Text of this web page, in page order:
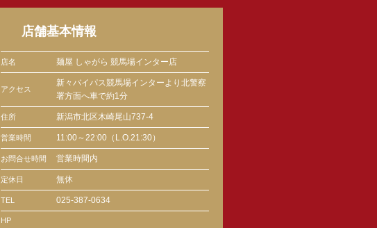
店舗基本情報
店名 麺屋 しゃがら 競馬場インター店
アクセス
新々バイパス競馬場インターより北警察
署方面へ車で約1分
住所 新潟市北区木崎尾山737-4
営業時間 11:00～22:00（L.O.21:30）
お問合せ時間 営業時間内
定休日 無休
TEL 025-387-0634
HP